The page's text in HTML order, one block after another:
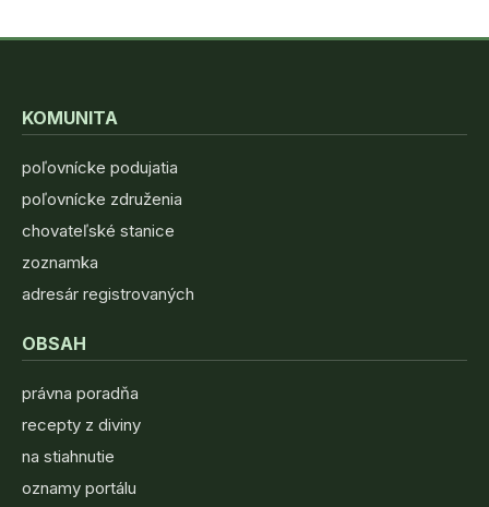
KOMUNITA
poľovnícke podujatia
poľovnícke združenia
chovateľské stanice
zoznamka
adresár registrovaných
OBSAH
právna poradňa
recepty z diviny
na stiahnutie
oznamy portálu